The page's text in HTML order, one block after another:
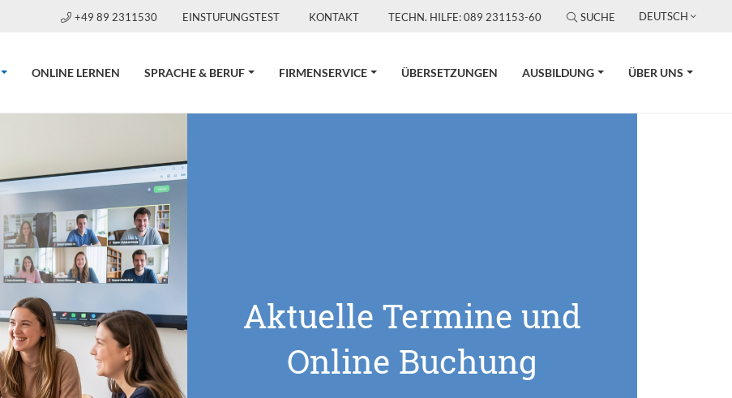
+49 89 2311530 EINSTUFUNGSTEST KONTAKT TECHN. HILFE: 089 231153-60 SUCHE DEUTSCH
(CURRENT)ONLINE LERNEN SPRACHE & BERUF FIRMENSERVICE ÜBERSETZUNGEN AUSBILDUNG ÜBER UNS
Aktuelle Termine und
Online Buchung